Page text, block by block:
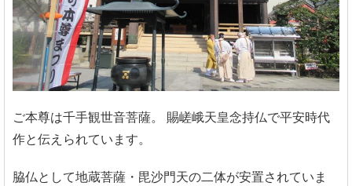
ご本尊は千手観世音菩薩。
賜嵯峨天皇念持仏で平安時代
作と伝えられています。
脇仏として地蔵菩薩・毘沙門天の二体が安置されていま